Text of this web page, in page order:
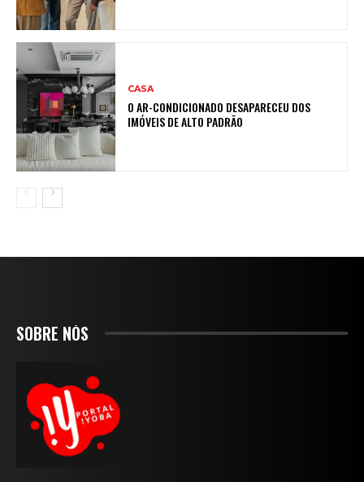
CASA
O AR-CONDICIONADO DESAPARECEU DOS
IMÓVEIS DE ALTO PADRÃO
SOBRE NÓS